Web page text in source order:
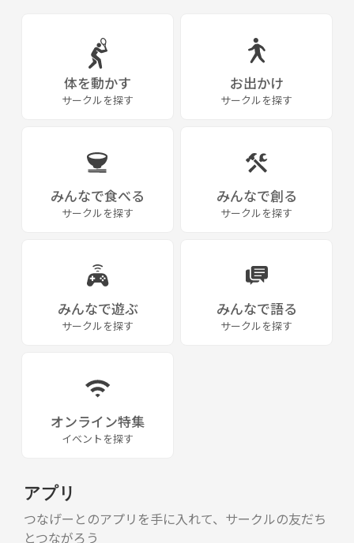
体を動かす
サークルを探す
お出かけ
サークルを探す
みんなで食べる
サークルを探す
みんなで創る
サークルを探す
みんなで遊ぶ
サークルを探す
みんなで語る
サークルを探す
オンライン特集
イベントを探す
アプリ
つなげーとのアプリを手に入れて、サークルの友だち
とつながろう